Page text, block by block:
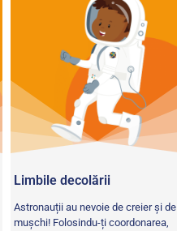
Limbile decolării
Astronauții au nevoie de creier și de
mușchi! Folosindu-ți coordonarea,